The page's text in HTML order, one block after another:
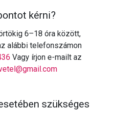
kérni?
6–18 óra között,
alábbi telefonszámon
Vagy írjon e-mailt az
szükséges